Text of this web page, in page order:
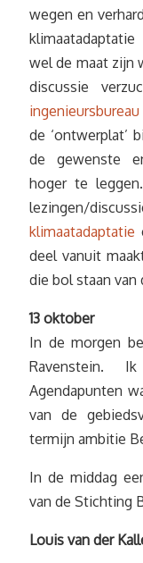
wegen en
wel de maat zijn
discussie
de ‘ontwerplat’
de gewenste
hoger te
lezingen/
klimaatadaptatie
deel vanuit
die bol staan van
13 oktober
In de morgen
Ravenstein.
Agendapunten
van de
termijn ambitie
In de middag
van de Stichting
Louis van der